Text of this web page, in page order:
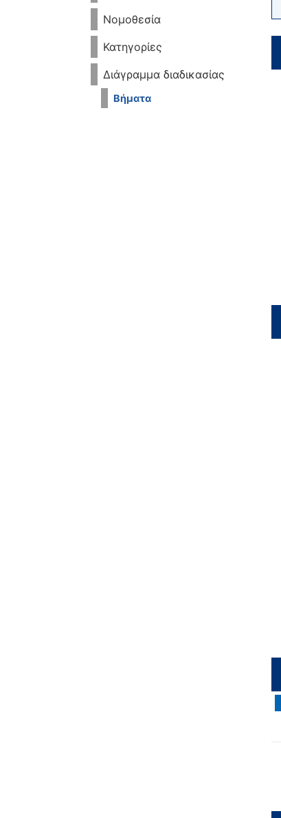
Νομοθεσία
Κατηγορίες
Διάγραμμα διαδικασίας
Βήματα